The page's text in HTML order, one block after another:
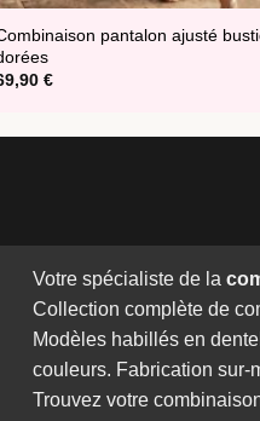
pantalon ajusté
€
Votre spécialiste de la
Collection complète de
Modèles habillés en
couleurs. Fabrication sur-
Trouvez votre